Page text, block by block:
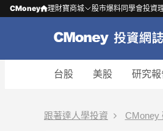
CMoney 理財寶商城 股市爆料同學會投資
台股 美股 研究報
跟著達人學投資 CMoney